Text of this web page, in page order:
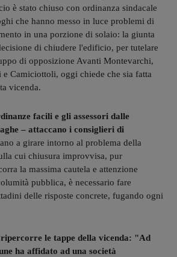
è stato chiuso con ordinanza sindacale
che hanno messo in luce problemi di
in una porzione di solaio: la giunta
di chiudere l'edificio, per tutelare
di opposizione Avanti Montevarchi,
Camiciottoli, oggi chiede che sia fatta
vicenda.
facili e gli assessori dalle
– attaccano i consiglieri di
a girare intorno al problema della
cui chiusura improvvisa, pur
la massima cautela e attenzione
pubblica, è necessario fare
delle risposte concrete, fugando ogni
le tappe della vicenda: "Ad
ha affidato ad una società